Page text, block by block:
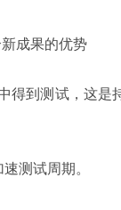
成果的优势
得到测试，这是
测试周期。